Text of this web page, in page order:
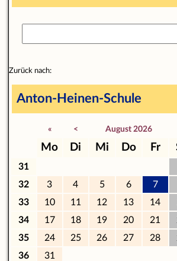
Zurück nach:
Anton-Heinen-Schule